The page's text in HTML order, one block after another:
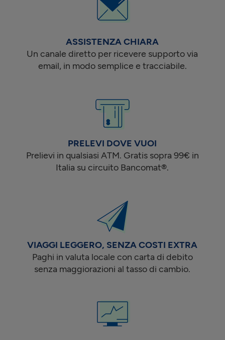
ASSISTENZA CHIARA
Un canale diretto per ricevere supporto via
email, in modo semplice e tracciabile.
PRELEVI DOVE VUOI
Prelievi in qualsiasi ATM. Gratis sopra 99€ in
Italia su circuito Bancomat®.
VIAGGI LEGGERO, SENZA COSTI EXTRA
Paghi in valuta locale con carta di debito
senza maggiorazioni al tasso di cambio.